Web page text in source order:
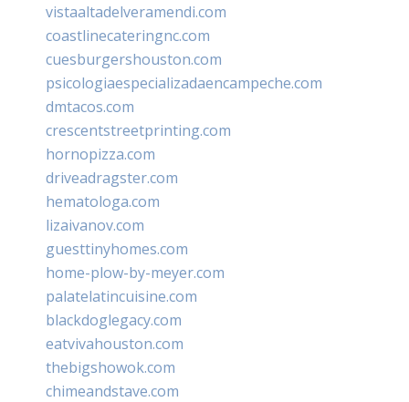
vistaaltadelveramendi.com
coastlinecateringnc.com
cuesburgershouston.com
psicologiaespecializadaencampeche.com
dmtacos.com
crescentstreetprinting.com
hornopizza.com
driveadragster.com
hematologa.com
lizaivanov.com
guesttinyhomes.com
home-plow-by-meyer.com
palatelatincuisine.com
blackdoglegacy.com
eatvivahouston.com
thebigshowok.com
chimeandstave.com